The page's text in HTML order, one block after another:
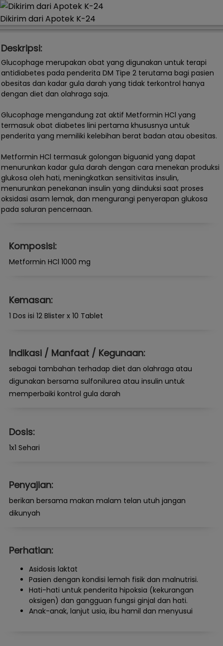
Dikirim dari Apotek K-24
Deskripsi:
Glucophage merupakan obat yang digunakan untuk terapi
antidiabetes pada penderita DM Tipe 2 terutama bagi pasien
obesitas dan kadar gula darah yang tidak terkontrol hanya
dengan diet dan olahraga saja.
Glucophage mengandung zat aktif Metformin HCl yang
termasuk obat diabetes lini pertama khususnya untuk
penderita yang memiliki kelebihan berat badan atau obesitas.
Metformin HCl termasuk golongan biguanid yang dapat
menurunkan kadar gula darah dengan cara menekan produksi
glukosa oleh hati, meningkatkan sensitivitas insulin,
menurunkan penekanan insulin yang diinduksi saat proses
oksidasi asam lemak, dan mengurangi penyerapan glukosa
pada saluran pencernaan.
Komposisi:
Metformin HCl 1000 mg
Kemasan:
1 Dos isi 12 Blister x 10 Tablet
Indikasi / Manfaat / Kegunaan:
sebagai tambahan terhadap diet dan olahraga atau
digunakan bersama sulfonilurea atau insulin untuk
memperbaiki kontrol gula darah
Dosis:
1x1 Sehari
Penyajian:
berikan bersama makan malam telan utuh jangan
dikunyah
Perhatian:
Asidosis laktat
Pasien dengan kondisi lemah fisik dan malnutrisi.
Hati-hati untuk penderita hipoksia (kekurangan
oksigen) dan gangguan fungsi ginjal dan hati.
Anak-anak, lanjut usia, ibu hamil dan menyusui